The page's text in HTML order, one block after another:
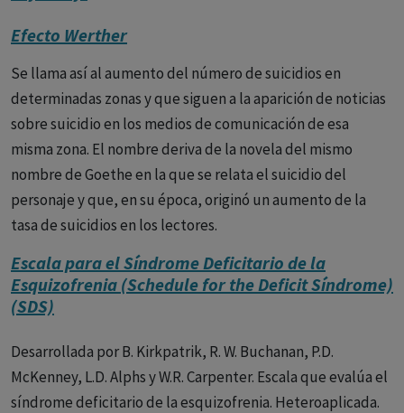
Efecto Werther
Se llama así al aumento del número de suicidios en
determinadas zonas y que siguen a la aparición de noticias
sobre suicidio en los medios de comunicación de esa
misma zona. El nombre deriva de la novela del mismo
nombre de Goethe en la que se relata el suicidio del
personaje y que, en su época, originó un aumento de la
tasa de suicidios en los lectores.
Escala para el Síndrome Deficitario de la
Esquizofrenia (Schedule for the Deficit Síndrome)
(SDS)
Desarrollada por B. Kirkpatrik, R. W. Buchanan, P.D.
McKenney, L.D. Alphs y W.R. Carpenter. Escala que evalúa el
síndrome deficitario de la esquizofrenia. Heteroaplicada.